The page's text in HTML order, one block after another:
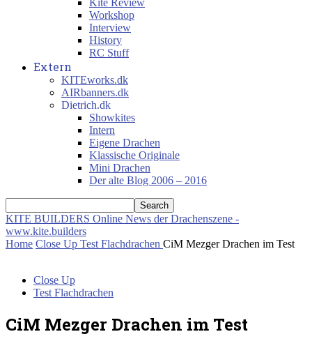
Kite Review
Workshop
Interview
History
RC Stuff
Extern
KITEworks.dk
AIRbanners.dk
Dietrich.dk
Showkites
Intern
Eigene Drachen
Klassische Originale
Mini Drachen
Der alte Blog 2006 – 2016
KITE BUILDERS Online News der Drachenszene -
www.kite.builders
Home Close Up Test Flachdrachen CiM Mezger Drachen im Test
Close Up
Test Flachdrachen
CiM Mezger Drachen im Test